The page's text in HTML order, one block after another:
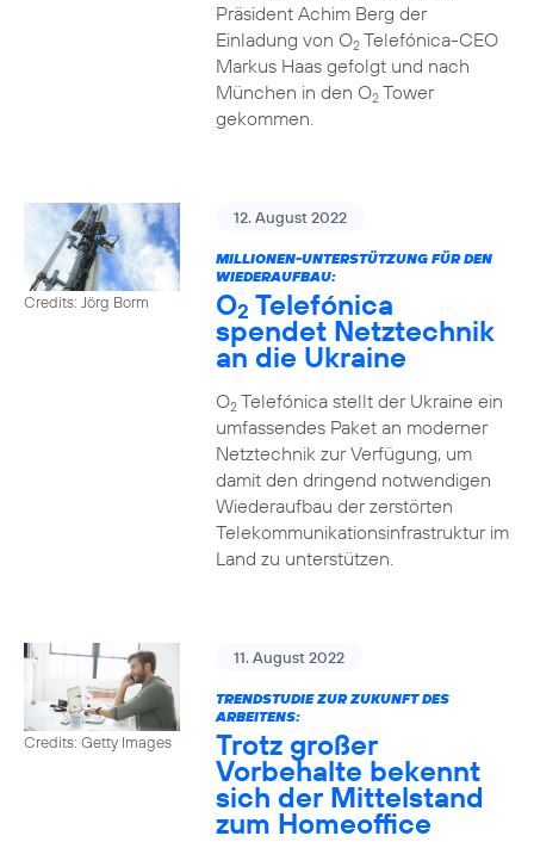
Präsident Achim Berg der
Einladung von O2Telefónica-CEO
Markus Haas gefolgt und nach
München in den O2Tower
gekommen.
Credits: Jörg Borm
12. August 2022
MILLIONEN-UNTERSTÜTZUNG FÜR DEN
WIEDERAUFBAU:
O2 Telefónica
spendet Netztechnik
an die Ukraine
O2Telefónica stellt der Ukraine ein
umfassendes Paket an moderner
Netztechnik zur Verfügung, um
damit den dringend notwendigen
Wiederaufbau der zerstörten
Telekommunikationsinfrastruktur im
Land zu unterstützen.
Credits: Getty Images
11. August 2022
TRENDSTUDIE ZUR ZUKUNFT DES
ARBEITENS:
Trotz großer
Vorbehalte bekennt
sich der Mittelstand
zum Homeoffice